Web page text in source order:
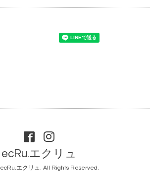
ecRu.エクリュ
ecRu.エクリュ. All Rights Reserved.